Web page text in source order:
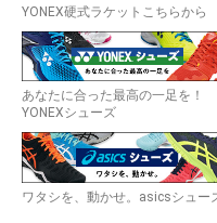
YONEX硬式ラケットこちらから
あなたに合った最高の一足を！
YONEXシューズ
ワタシを、動かせ。asicsシュー